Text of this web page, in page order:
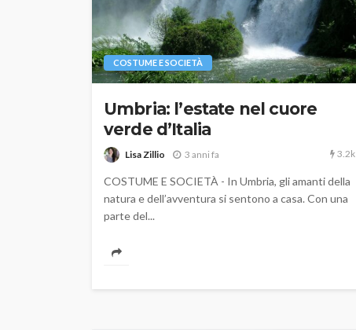
COSTUME E SOCIETÀ
Umbria: l’estate nel cuore
verde d’Italia
Lisa Zillio 3 anni fa 3.2k
COSTUME E SOCIETÀ - In Umbria, gli amanti della
natura e dell’avventura si sentono a casa. Con una
parte del...